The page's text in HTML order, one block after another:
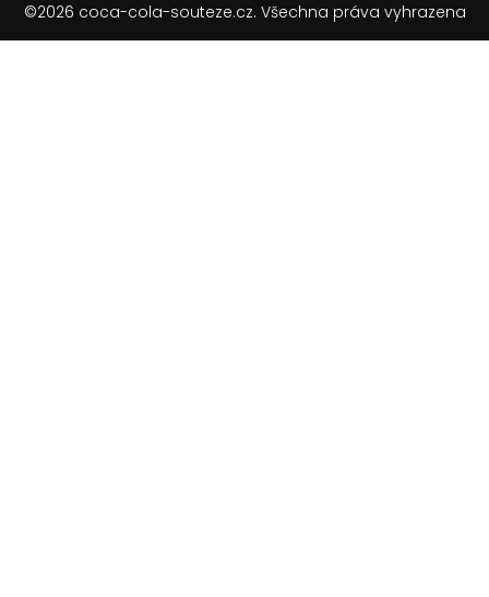
©2026 coca-cola-souteze.cz. Všechna práva vyhrazena